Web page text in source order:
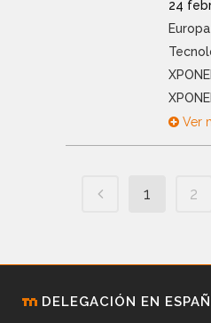
24
Ver
1 2
DELEGACIÓN EN